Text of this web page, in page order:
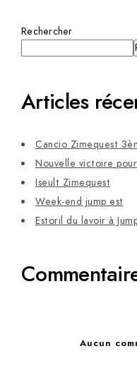
Rechercher
Articles
Cancio Zimequest
Nouvelle victoire
Iseult Zimequest
Week-end jump est
Estoril du lavoir à
Aucun